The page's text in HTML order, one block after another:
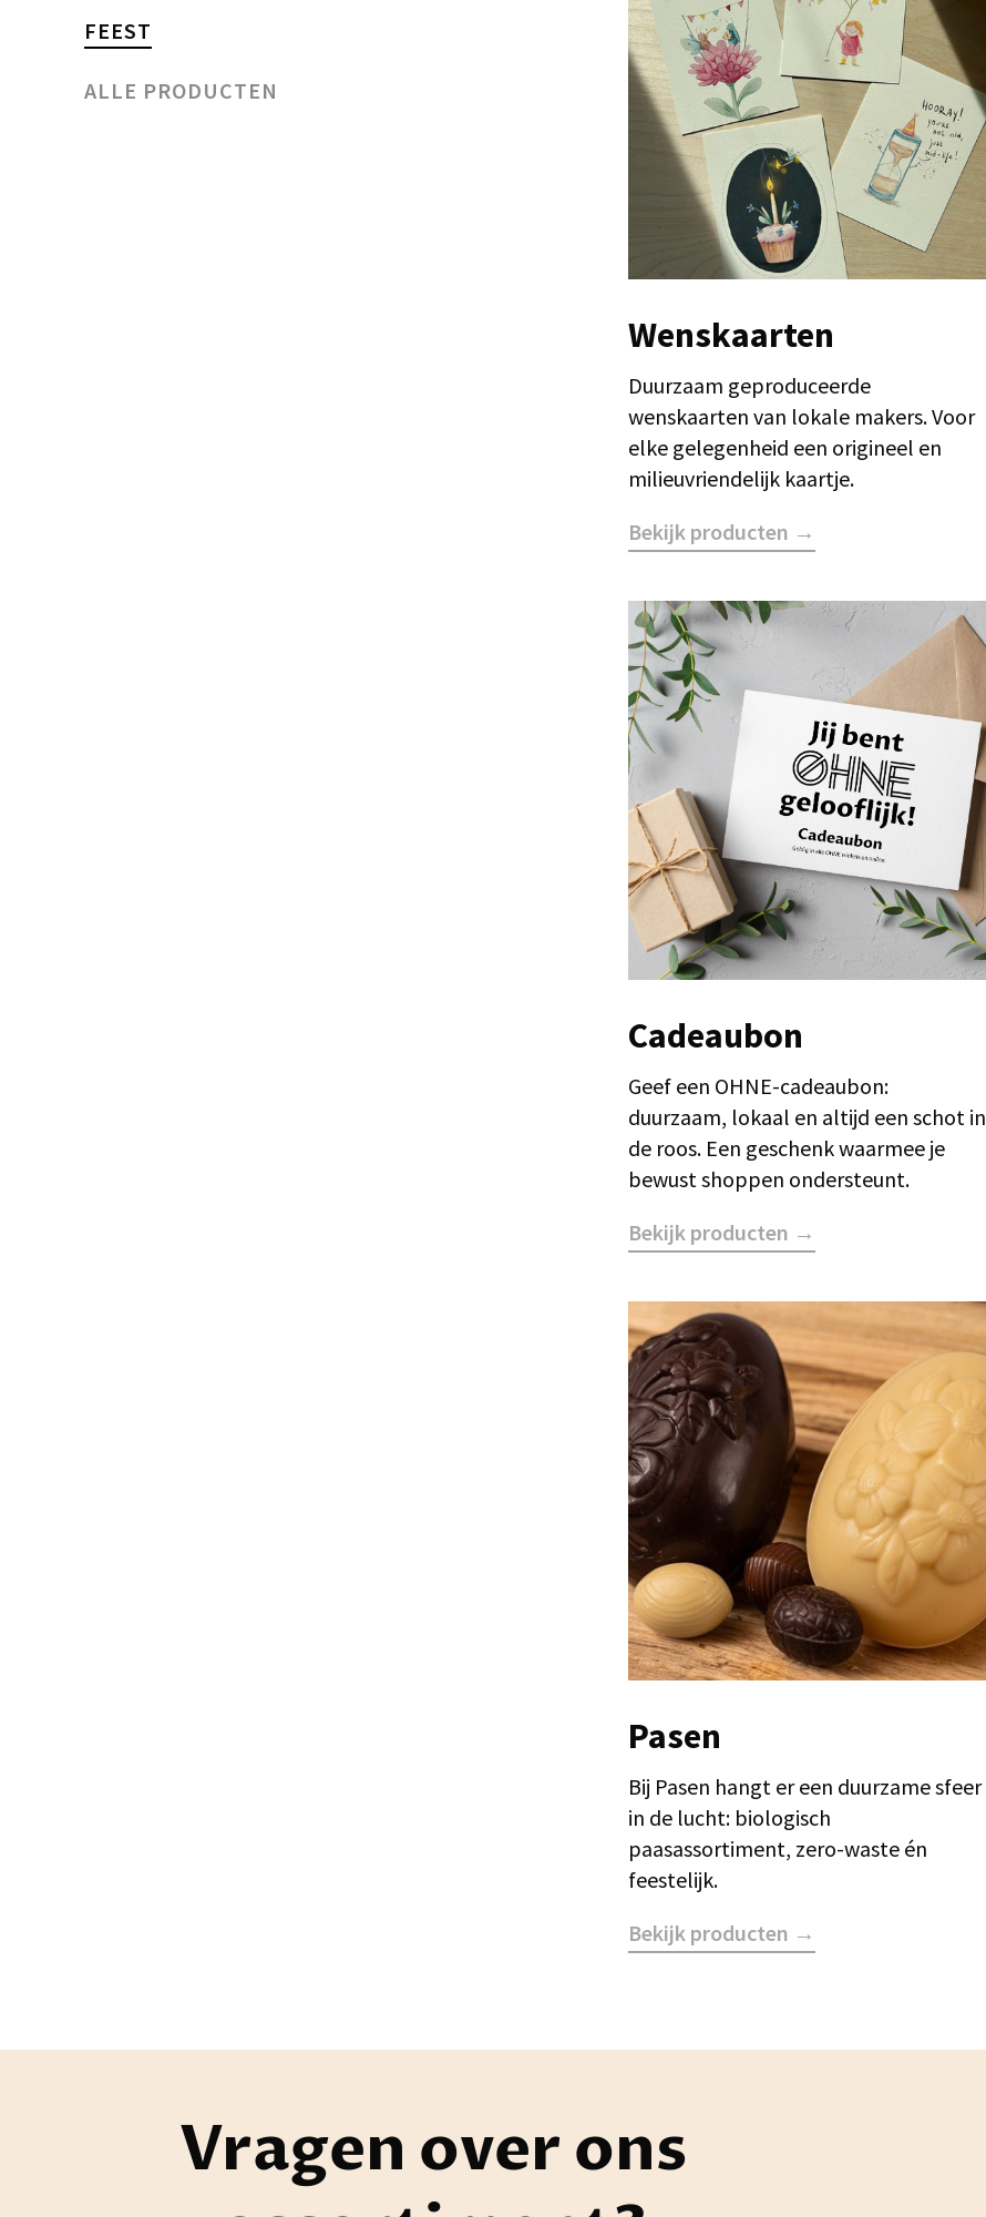
FEEST
ALLE PRODUCTEN
Wenskaarten
Duurzaam geproduceerde
wenskaarten van lokale makers. Voor
elke gelegenheid een origineel en
milieuvriendelijk kaartje.
Bekijk producten →
Cadeaubon
Geef een OHNE-cadeaubon:
duurzaam, lokaal en altijd een schot in
de roos. Een geschenk waarmee je
bewust shoppen ondersteunt.
Bekijk producten →
Pasen
Bij Pasen hangt er een duurzame sfeer
in de lucht: biologisch
paasassortiment, zero-waste én
feestelijk.
Bekijk producten →
Vragen over ons